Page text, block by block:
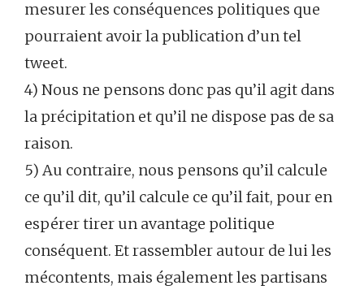
mesurer les conséquences politiques que
pourraient avoir la publication d’un tel
tweet.
4) Nous ne pensons donc pas qu’il agit dans
la précipitation et qu’il ne dispose pas de sa
raison.
5) Au contraire, nous pensons qu’il calcule
ce qu’il dit, qu’il calcule ce qu’il fait, pour en
espérer tirer un avantage politique
conséquent. Et rassembler autour de lui les
mécontents, mais également les partisans